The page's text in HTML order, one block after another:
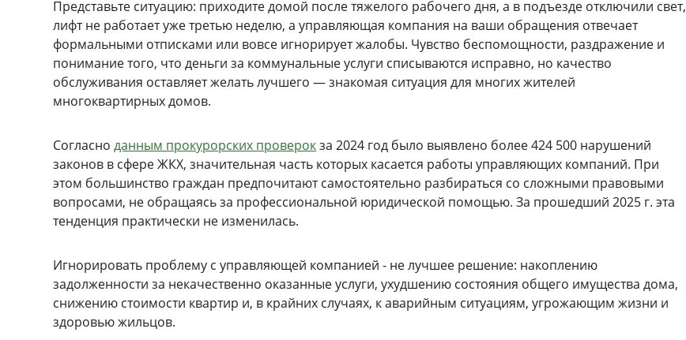
Представьте ситуацию: приходите домой после тяжелого рабочего дня, а в подъезде отключили свет,
лифт не работает уже третью неделю, а управляющая компания на ваши обращения отвечает
формальными отписками или вовсе игнорирует жалобы. Чувство беспомощности, раздражение и
понимание того, что деньги за коммунальные услуги списываются исправно, но качество
обслуживания оставляет желать лучшего — знакомая ситуация для многих жителей
многоквартирных домов.
Согласноданным прокурорских проверокза 2024 год было выявлено более 424 500 нарушений
законов в сфере ЖКХ, значительная часть которых касается работы управляющих компаний. При
этом большинство граждан предпочитают самостоятельно разбираться со сложными правовыми
вопросами, не обращаясь за профессиональной юридической помощью. За прошедший 2025 г. эта
тенденция практически не изменилась.
Игнорировать проблему с управляющей компанией - не лучшее решение: накоплению
задолженности за некачественно оказанные услуги, ухудшению состояния общего имущества дома,
снижению стоимости квартир и, в крайних случаях, к аварийным ситуациям, угрожающим жизни и
здоровью жильцов.